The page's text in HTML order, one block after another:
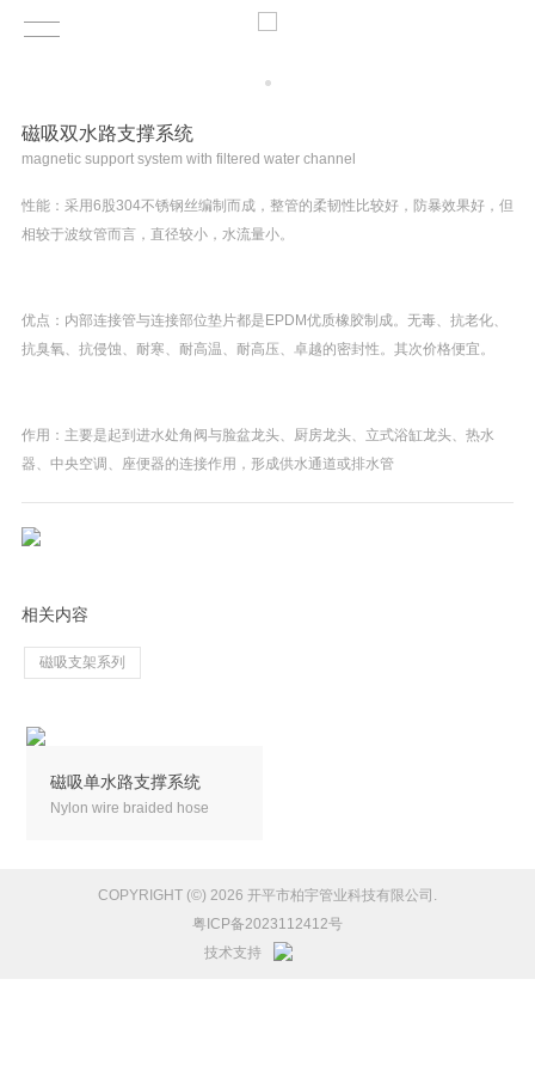
磁吸双水路支撑系统
magnetic support system with filtered water channel
性能：采用6股304不锈钢丝编制而成，整管的柔韧性比较好，防暴效果好，但
相较于波纹管而言，直径较小，水流量小。
优点：内部连接管与连接部位垫片都是EPDM优质橡胶制成。无毒、抗老化、
抗臭氧、抗侵蚀、耐寒、耐高温、耐高压、卓越的密封性。其次价格便宜。
作用：主要是起到进水处角阀与脸盆龙头、厨房龙头、立式浴缸龙头、热水
器、中央空调、座便器的连接作用，形成供水通道或排水管
相关内容
磁吸支架系列
磁吸单水路支撑系统
Nylon wire braided hose
COPYRIGHT (©) 2026 开平市柏宇管业科技有限公司.
粤ICP备2023112412号
技术支持